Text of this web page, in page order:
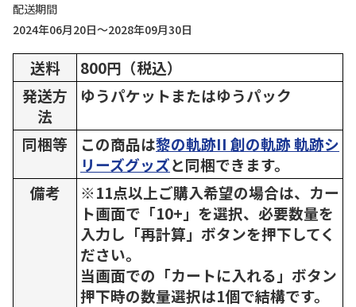
配送期間
2024年06月20日～2028年09月30日
送料
800円（税込）
発送方
法
ゆうパケットまたはゆうパック
同梱等 この商品は黎の軌跡II 創の軌跡 軌跡シ
リーズグッズと同梱できます。
備考
※11点以上ご購入希望の場合は、カー
ト画面で「10+」を選択、必要数量を
入力し「再計算」ボタンを押下してく
ださい。
当画面での「カートに入れる」ボタン
押下時の数量選択は1個で結構です。